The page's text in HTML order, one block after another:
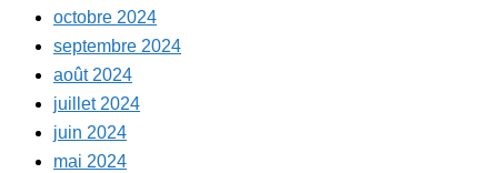
octobre 2024
septembre 2024
août 2024
juillet 2024
juin 2024
mai 2024